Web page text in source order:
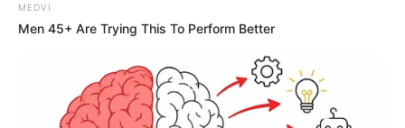
MEDVI
Men 45+ Are Trying This To Perform Better